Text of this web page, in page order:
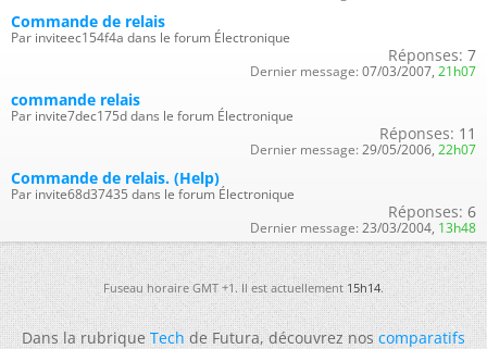
Commande de relais
Par inviteec154f4a dans le forum Électronique
Réponses: 7
Dernier message: 07/03/2007, 21h07
commande relais
Par invite7dec175d dans le forum Électronique
Réponses: 11
Dernier message: 29/05/2006, 22h07
Commande de relais. (Help)
Par invite68d37435 dans le forum Électronique
Réponses: 6
Dernier message: 23/03/2004, 13h48
Fuseau horaire GMT +1. Il est actuellement15h14.
Dans la rubriqueTechde Futura, découvrez noscomparatifs